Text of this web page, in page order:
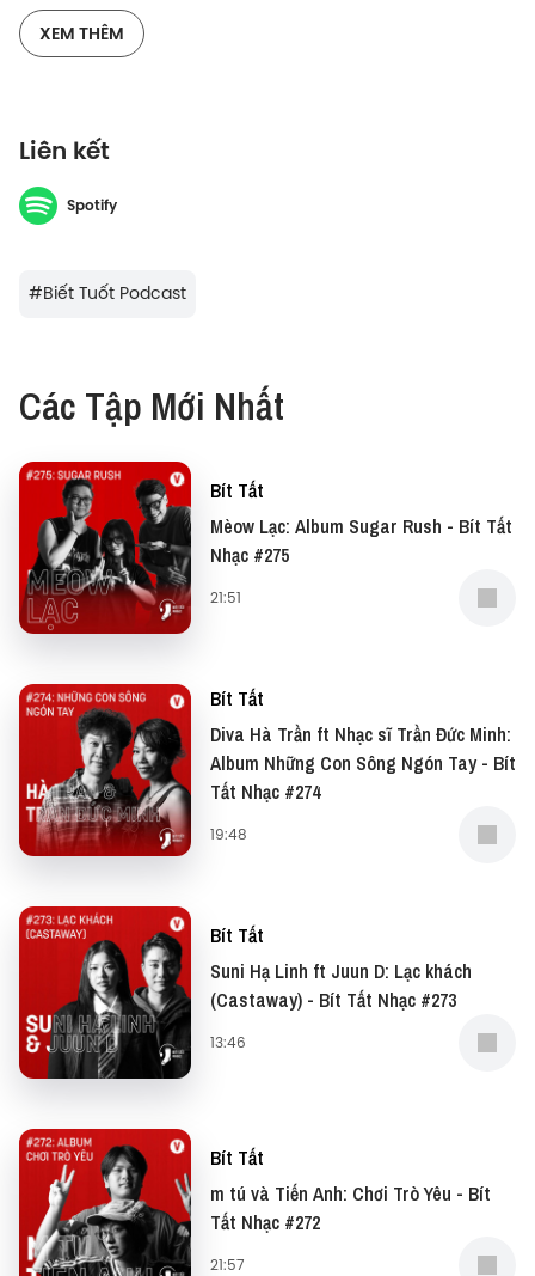
18+ không chỉ là một nhãn dán trong phim ảnh, ấn
phẩm văn hoá nữa, mà còn xuất hiện trong nhiều
cùng bàn luận xem từ khi nào và tại sao tuổi 18 lại
trở thành một con số đặc biệt ở nhiều quốc gia. Và
hơn cả, nếu không phải là tuổi 18 thì độ tuổi nào
XEM THÊM
Liên kết
Spotify
#Biết Tuốt Podcast
Các Tập Mới Nhất
Bít Tất
Mèow Lạc: Album Sugar Rush - Bít Tất
Nhạc #275
21:51
Bít Tất
Diva Hà Trần ft Nhạc sĩ Trần Đức Minh:
Album Những Con Sông Ngón Tay - Bít
Tất Nhạc #274
19:48
Bít Tất
Suni Hạ Linh ft Juun D: Lạc khách
(Castaway) - Bít Tất Nhạc #273
13:46
Bít Tất
m tú và Tiến Anh: Chơi Trò Yêu - Bít
Tất Nhạc #272
21:57